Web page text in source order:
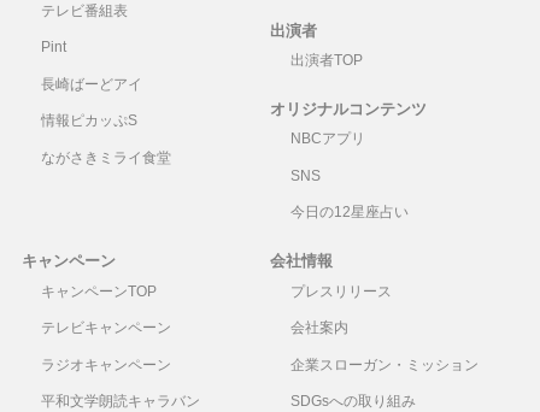
テレビ番組表
Pint
長崎ばーどアイ
情報ピカッぷS
ながさきミライ食堂
出演者
出演者TOP
オリジナルコンテンツ
NBCアプリ
SNS
今日の12星座占い
キャンペーン
キャンペーンTOP
テレビキャンペーン
ラジオキャンペーン
平和文学朗読キャラバン
会社情報
プレスリリース
会社案内
企業スローガン・ミッション
SDGsへの取り組み